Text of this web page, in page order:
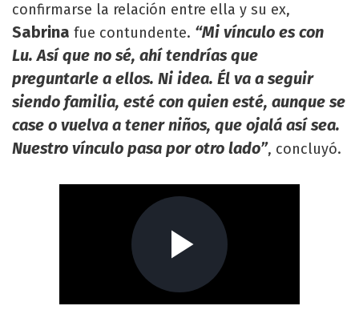
confirmarse la relación entre ella y su ex,
Sabrina fue contundente. “Mi vínculo es con
Lu. Así que no sé, ahí tendrías que
preguntarle a ellos. Ni idea. Él va a seguir
siendo familia, esté con quien esté, aunque se
case o vuelva a tener niños, que ojalá así sea.
Nuestro vínculo pasa por otro lado”, concluyó.